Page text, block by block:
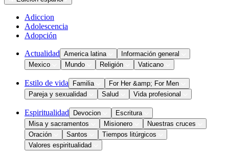
Adiccion
Adolescencia
Adopción
Actualidad America latina
Información general
Mexico
Mundo Religión Vaticano
Estilo de vida Familia
For Her &amp; For Men
Pareja y sexualidad
Salud Vida profesional
Espiritualidad Devocion
Escritura
Misa y sacramentos
Misionero
Nuestras cruces
Oración
Santos
Tiempos litúrgicos
Valores espiritualidad